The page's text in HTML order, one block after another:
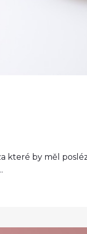
které by měl